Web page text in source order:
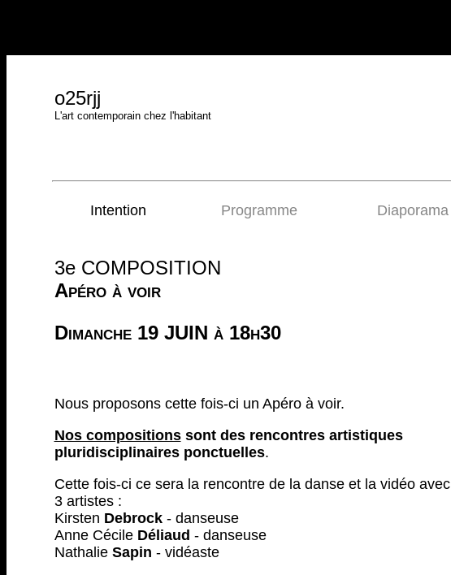
o25rjj
L'art contemporain chez l'habitant
Intention Programme Diaporama
3e COMPOSITION
Apéro à voir
Dimanche 19 JUIN à 18h30
Nous proposons cette fois-ci un Apéro à voir.
Nos compositionssont des rencontres artistiques
pluridisciplinaires ponctuelles.
Cette fois-ci ce sera la rencontre de la danse et la vidéo avec
3 artistes :
Kirsten Debrock- danseuse
Anne Cécile Déliaud - danseuse
Nathalie Sapin - vidéaste